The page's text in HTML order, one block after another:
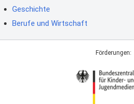
Geschichte
Berufe und Wirtschaft
Förderungen: